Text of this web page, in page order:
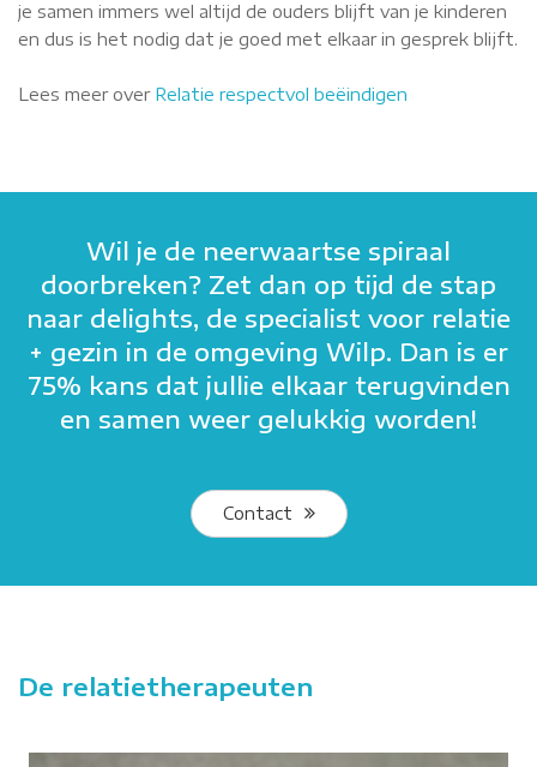
je samen immers wel altijd de ouders blijft van je kinderen
en dus is het nodig dat je goed met elkaar in gesprek blijft.
Lees meer over Relatie respectvol beëindigen
Wil je de neerwaartse spiraal
doorbreken? Zet dan op tijd de stap
naar delights, de specialist voor relatie
+ gezin in de omgeving Wilp. Dan is er
75% kans dat jullie elkaar terugvinden
en samen weer gelukkig worden!
Contact
De relatietherapeuten